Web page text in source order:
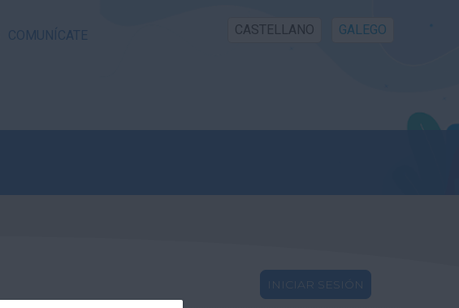
COMUNÍCATE CASTELLANO GALEGO
INICIAR SESIÓN